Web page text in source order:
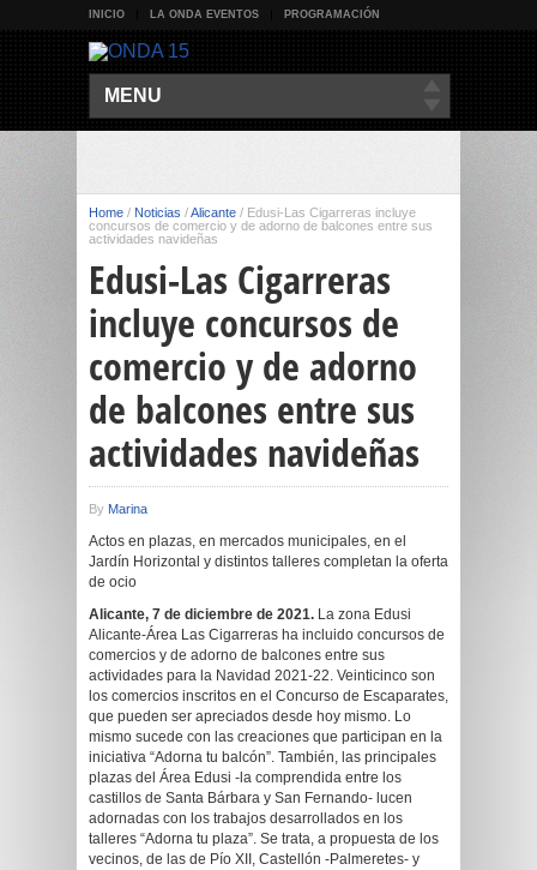
INICIO LA ONDA EVENTOS PROGRAMACIÓN
MENU
Home / Noticias /Alicante / Edusi-Las Cigarreras incluye
concursos de comercio y de adorno de balcones entre sus
actividades navideñas
Edusi-Las Cigarreras
incluye concursos de
comercio y de adorno
de balcones entre sus
actividades navideñas
By Marina
Actos en plazas, en mercados municipales, en el
Jardín Horizontal y distintos talleres completan la oferta
de ocio
Alicante, 7 de diciembre de 2021. La zona Edusi
Alicante-Área Las Cigarreras ha incluido concursos de
comercios y de adorno de balcones entre sus
actividades para la Navidad 2021-22. Veinticinco son
los comercios inscritos en el Concurso de Escaparates,
que pueden ser apreciados desde hoy mismo. Lo
mismo sucede con las creaciones que participan en la
iniciativa “Adorna tu balcón”. También, las principales
plazas del Área Edusi -la comprendida entre los
castillos de Santa Bárbara y San Fernando- lucen
adornadas con los trabajos desarrollados en los
talleres “Adorna tu plaza”. Se trata, a propuesta de los
vecinos, de las de Pío XII, Castellón -Palmeretes- y